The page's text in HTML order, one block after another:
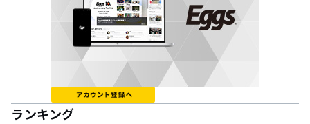
ランキング